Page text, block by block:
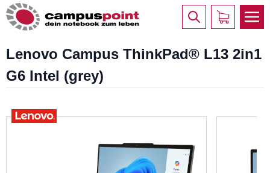
Lenovo Campus ThinkPad® L13 2in1
G6 Intel (grey)